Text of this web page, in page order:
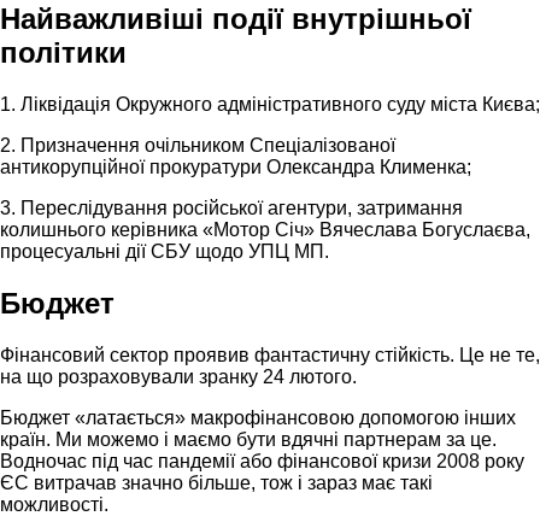
Найважливіші події внутрішньої
політики
1. Ліквідація Окружного адміністративного суду міста Києва;
2. Призначення очільником Спеціалізованої
антикорупційної прокуратури Олександра Клименка;
3. Переслідування російської агентури, затримання
колишнього керівника «Мотор Січ» Вячеслава Богуслаєва,
процесуальні дії СБУ щодо УПЦ МП.
Бюджет
Фінансовий сектор проявив фантастичну стійкість. Це не те,
на що розраховували зранку 24 лютого.
Бюджет «латається» макрофінансовою допомогою інших
країн. Ми можемо і маємо бути вдячні партнерам за це.
Водночас під час пандемії або фінансової кризи 2008 року
ЄС витрачав значно більше, тож і зараз має такі
можливості.